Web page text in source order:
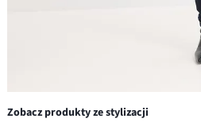
Zobacz produkty ze stylizacji